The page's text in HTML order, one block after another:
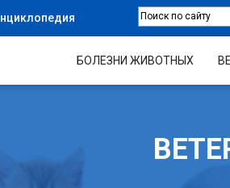
БОЛЕЗНИ ЖИВОТНЫХ